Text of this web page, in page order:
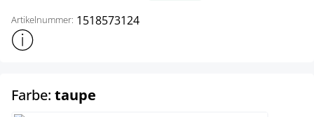
Artikelnummer: 1518573124
Weitere Produktinformationen anzeigen
Farbe: taupe